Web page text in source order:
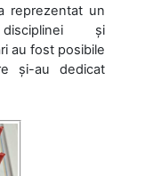
reprezentat un
și
au fost posibile
și-au dedicat